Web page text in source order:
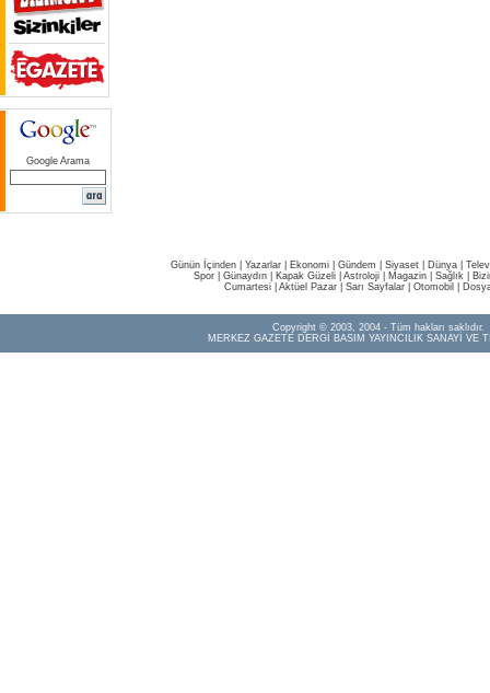
Google Arama
Günün İçinden Yazarlar Ekonomi Gündem Siyaset Dünya |
Spor
Günaydın Kapak Güzeli Astroloji Magazin Sağlık
Cumartesi| Aktüel Pazar| Sarı Sayfalar| Otomobil
Copyright © 2003, 2004 - Tüm hakları saklıdır.
MERKEZ GAZETE DERGİ BASIM YAYINCILIK SANAYİ VE